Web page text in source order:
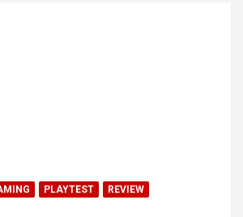
PLAYTEST REVIEW